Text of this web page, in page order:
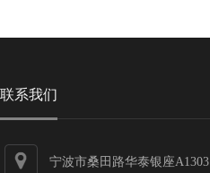
联系我们
宁波市桑田路华泰银座A1303